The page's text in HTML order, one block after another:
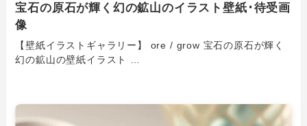
宝石の原石が輝く幻の鉱山のイラスト壁紙･待受画
像
【壁紙イラストギャラリー】 ore / grow 宝石の原石が輝く
幻の鉱山の壁紙イラスト …